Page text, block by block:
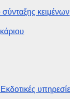
σύνταξης κειμένων